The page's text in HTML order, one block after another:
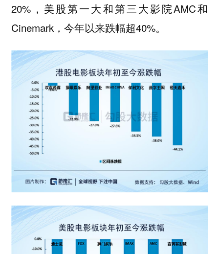
20%，美股第一大和第三大影院AMC和
Cinemark，今年以来跌幅超40%。